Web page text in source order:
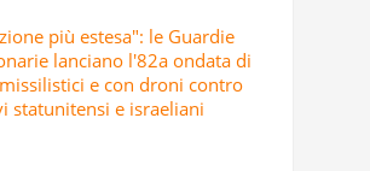
più estesa": le Guardie
lanciano l'82a ondata di
e con droni contro
statunitensi e israeliani